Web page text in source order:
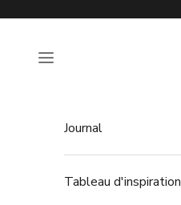
Ouvrir la navigation
Journal
Tableau d'inspiration